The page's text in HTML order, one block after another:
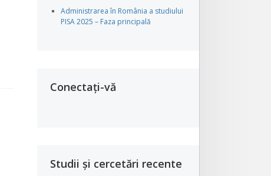
Administrarea în România a studiului
PISA 2025 – Faza principală
Conectați-vă
Studii și cercetări recente